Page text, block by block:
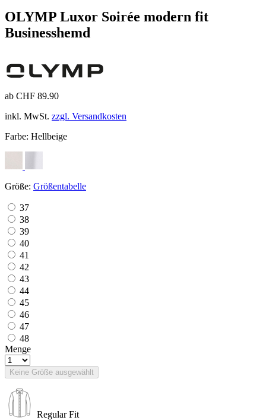
OLYMP Luxor Soirée modern fit
Businesshemd
ab CHF 89.90
inkl. MwSt. zzgl. Versandkosten
Farbe: Hellbeige
Größe: Größentabelle
37
38
39
40
41
42
43
44
45
46
47
48
Menge
Keine Größe ausgewählt
Regular Fit